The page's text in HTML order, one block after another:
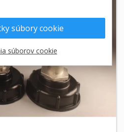
súbory cookie
súborov cookie